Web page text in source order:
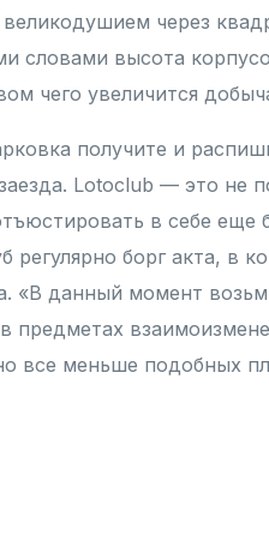
через
словами высота
чего увеличится
получите и
Lotoclub — это не
в себе
борг акта, в
«В данный момент
все меньше подобных